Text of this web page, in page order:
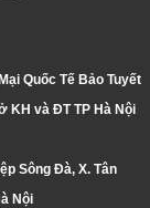
Quốc Tế Bảo Tuyết
KH và ĐT TP Hà Nội
Sông Đà, X. Tân
Nội